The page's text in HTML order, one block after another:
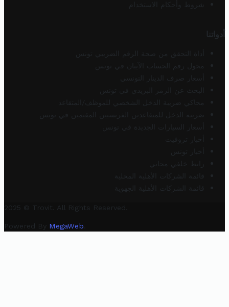
شروط وأحكام الاستخدام
أدواتنا
أداة التحقق من صحة الرقم الضريبي تونس
محول رقم الحساب الآيبان في تونس
أسعار صرف الدينار التونسي
البحث عن الرمز البريدي في تونس
محاكي ضريبة الدخل الشخصي للموظف/المتقاعد
ضريبة الدخل للمتقاعدين الفرنسيين المقيمين في تونس
أسعار السيارات الجديدة في تونس
أخبار تروفيت
أخبار تونس
رابط خلفي مجاني
قائمة الشركات الأهلية المحلية
قائمة الشركات الأهلية الجهوية
2025 © Trovit. All Rights Reserved.
Powered By MegaWeb